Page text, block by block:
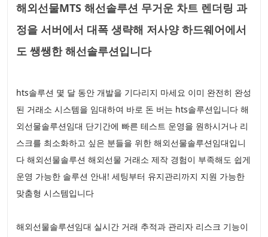
해외선물MTS 해선솔루션 무거운 차트 렌더링 과
정을 서버에서 대폭 생략해 저사양 하드웨어에서
도 쌩쌩한 해선솔루션입니다
hts솔루션 몇 달 동안 개발을 기다리지 마세요 이미 완전히 완성
된 거래소 시스템을 임대하여 바로 돈 버는 hts솔루션입니다 해
외선물솔루션임대 단기간에 빠른 테스트 운영을 원하시거나 리
스크를 최소화하고 싶은 분들을 위한 해외선물솔루션임대입니
다 해외선물솔루션 해외선물 거래소 제작 경험이 부족해도 쉽게
운영 가능한 솔루션 안내! 세팅부터 유지관리까지 지원 가능한
맞춤형 시스템입니다
해외선물솔루션임대 실시간 거래 추적과 관리자 리스크 기능이